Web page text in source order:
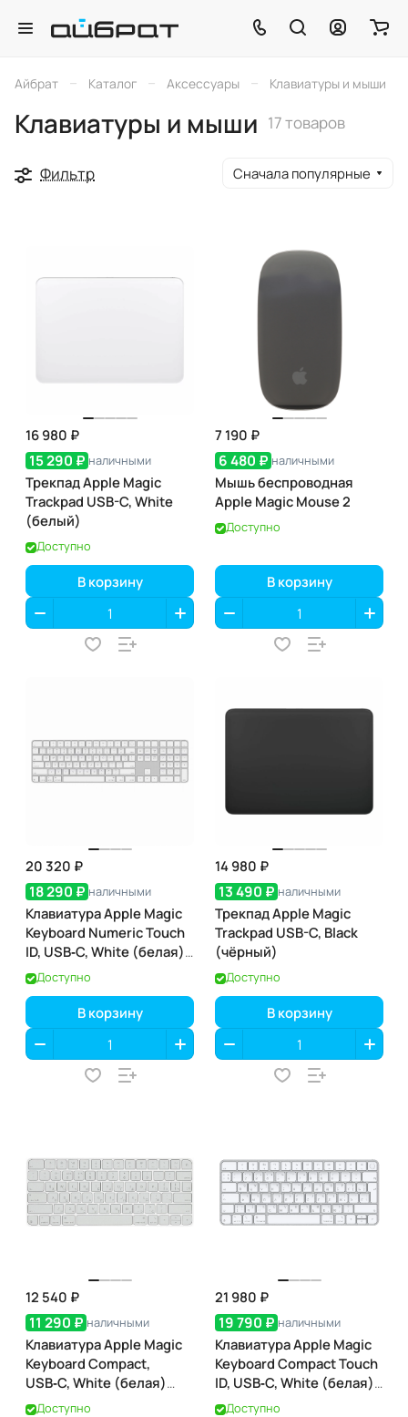
Айбрат – Каталог – Аксессуары – Клавиатуры и мыши
Клавиатуры и мыши 17 товаров
Фильтр Сначала популярные
16 980 ₽
15 290 ₽ наличными
Трекпад Apple Magic
Trackpad USB-C, White
(белый)
Доступно
В корзину
7 190 ₽
6 480 ₽ наличными
Мышь беспроводная
Apple Magic Mouse 2
Доступно
В корзину
20 320 ₽
18 290 ₽ наличными
Клавиатура Apple Magic
Keyboard Numeric Touch
ID, USB‑C, White (белая)
(MXK73)
Доступно
В корзину
14 980 ₽
13 490 ₽ наличными
Трекпад Apple Magic
Trackpad USB-C, Black
(чёрный)
Доступно
В корзину
12 540 ₽
11 290 ₽ наличными
Клавиатура Apple Magic
Keyboard Compact,
USB‑C, White (белая)
(MXCL3)
Доступно
21 980 ₽
19 790 ₽ наличными
Клавиатура Apple Magic
Keyboard Compact Touch
ID, USB‑C, White (белая)
(MXCK3)
Доступно